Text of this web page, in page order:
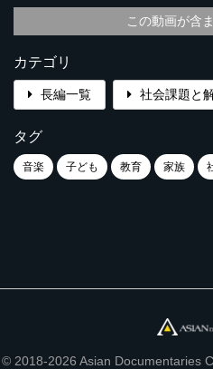
この動画が含
カテゴリ
長編一覧 社会課題と
タグ
音楽 子ども 教育 家族
© 2018-2026 Asian Documentaries